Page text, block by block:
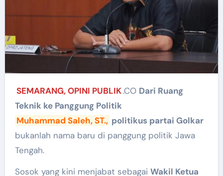
SEMARANG, OPINI PUBLIK.CO Dari Ruang
Teknik ke Panggung Politik
Muhammad Saleh, ST., politikus partai Golkar
bukanlah nama baru di panggung politik Jawa
Tengah.
Sosok yang kini menjabat sebagai Wakil Ketua